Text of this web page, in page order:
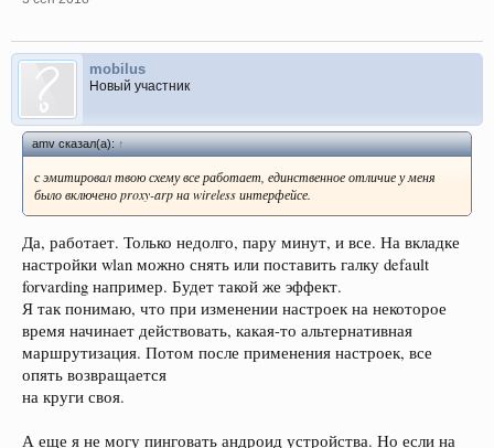
конфиг:
mobilus
Новый участник
amv сказал(а):↑
с эмитировал твою схему все работает, единственное отличие у меня
было включено proxy-arp на wireless интерфейсе.
Да, работает. Только недолго, пару минут, и все. На вкладке
настройки wlan можно снять или поставить галку default
forvarding например. Будет такой же эффект.
Я так понимаю, что при изменении настроек на некоторое
время начинает действовать, какая-то альтернативная
маршрутизация. Потом после применения настроек, все
опять возвращается
на круги своя.
А еще я не могу пинговать андроид устройства. Но если на